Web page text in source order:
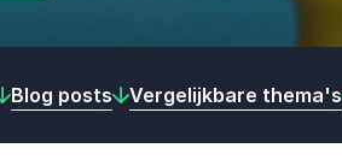
Blog posts Vergelijkbare thema's